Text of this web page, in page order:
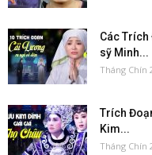
Các Trích
sỹ Minh...
Tháng Chín
Trích
Kim...
Tháng Chín